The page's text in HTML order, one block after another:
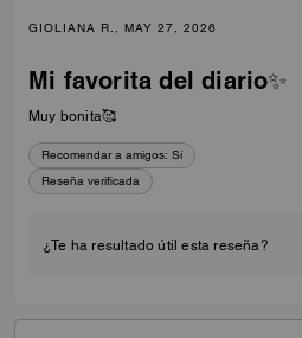
GIOLIANA R., MAY 27, 2026
Mi favorita del diario✨
Muy bonita🥰
Recomendar a amigos: Sí
Reseña verificada
¿Te ha resultado útil esta reseña?